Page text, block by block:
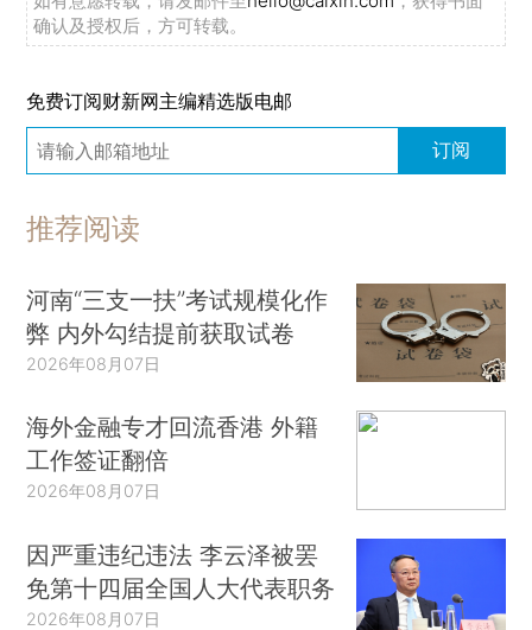
确认及授权后，方可转载。
免费订阅财新网主编精选版电邮
订阅
推荐阅读
河南“三支一扶”考试规模化作
弊 内外勾结提前获取试卷
2026年08月07日
海外金融专才回流香港 外籍
工作签证翻倍
2026年08月07日
因严重违纪违法 李云泽被罢
免第十四届全国人大代表职务
2026年08月07日